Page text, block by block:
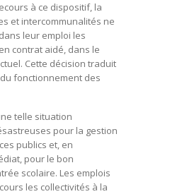
à ce dispositif, la
et intercommunalités ne
leur emploi les
contrat aidé, dans le
Cette décision traduit
fonctionnement des
telle situation
pour la gestion
publics et, en
pour le bon
scolaire. Les emplois
les collectivités à la